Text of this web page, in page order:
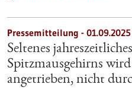
Pressemitteilung - 01.09.2025
Seltenes
Spitzmausgehirns
angetrieben, nicht